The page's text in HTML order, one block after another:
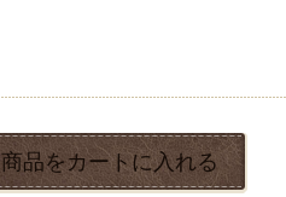
商品をカートに入れる